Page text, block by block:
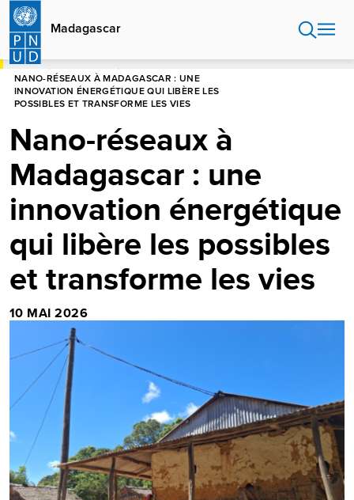
Aller
contenu
principal
Madagascar
HOME
NANO-RÉSEAUX À MADAGASCAR : UNE
INNOVATION ÉNERGÉTIQUE QUI LIBÈRE LES
POSSIBLES ET TRANSFORME LES VIES
Nano-réseaux à
Madagascar : une
innovation énergétique
qui libère les possibles
et transforme les vies
10 MAI 2026